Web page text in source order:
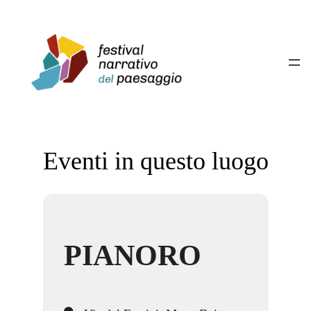
Eventi in questo luogo
PIANORO